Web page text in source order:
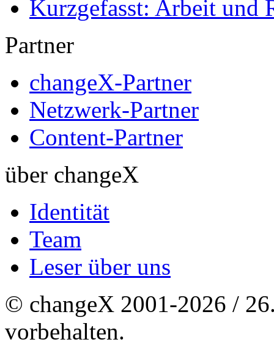
Kurzgefasst: Arbeit und
Partner
changeX-Partner
Netzwerk-Partner
Content-Partner
über changeX
Identität
Team
Leser über uns
© changeX 2001-2026 /
vorbehalten.